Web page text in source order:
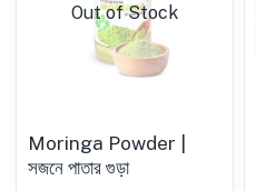
Out of Stock
Moringa Powder |
সজনে পাতার গুড়া